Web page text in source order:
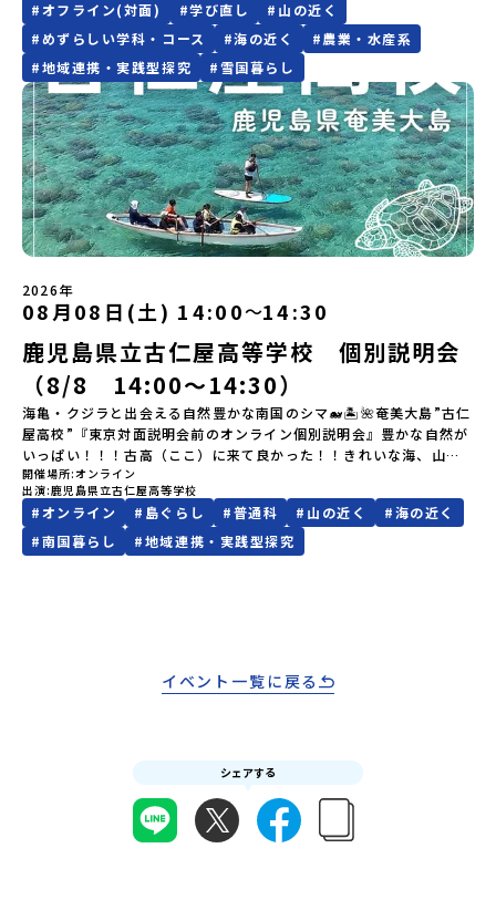
域・教育魅力化プラットフォーム設 立：2017年3月代表者：岩本
悠所在地：〒690-0842 島根県松江市東本町二丁目25-6 みらい
BASE2階公式HP：http://c-platform.or.jp/お問い合わせ先担
当：小川・小原E-mail：info@miratabi.jp「おためし地域留学体
験」のプログラム開催情報を公式LINEにて配信中！ぜひご登録くだ
さい♪地域みらい留学公式LINE
mirai.jp/events/064069お気軽にどうぞ！「はじめての一人旅だ
けど大丈夫？」「どんな体験ができるの？」そんな保護者様の不安
や、中学生のみなさんの素朴な疑問にスタッフが直接お答えしま
す。チャットでの質問も可能ですので、ぜひご自宅からリラックス
してご参加ください。▼お申し込み前に必ずご確認ください・参加
規約への同意プログラムへの参加申し込みいただく前に、「お申し
込みに関する各規約」への同意が必須となります。ご確認くださ
い。・抽選による参加者決定についてお申込みいただいた方の中か
ら抽選の上、締め切り日から1週間を目途に、お申し込み時に記入い
ただいたメールアドレス宛に「当選／落選メール」をお送りいたし
ます。当選者は、メールに記載された「当選確認フォーム」に３日
以内に回答いただき、確認フォームの提出をもって参加確定とさせ
ていただきます。当選確認フォームの期日までにご回答いただけな
い場合は、当選を取り消しとさせていただきます。当選取り消しが
あった場合は、繰り上げ当選者へご連絡させていただきます。登録
メールアドレスの変更をご希望の場合は下記の地域みらい留学公式
LINEよりご連絡をお願いします。※受信制限設定をしていると、通
知メールをお受け取りいただけません。その場合は、
「@miratabi.jp」からのメールを受信できるよう設定をお願いいた
します。※結果に関する個別のお問合せにはお答えしておりません
ので、ご了承ください。・お申し込みについてお申込はお一人様1回
限りです。PC・スマートフォンからお申込ください。申込後の内容
変更はできません。お申込時は、メールアドレスの入力間違いにご
注意ください。・宿泊について１室に複数(同性2～4名程度)で宿泊
いただく予定です。・食事アレルギー対応について個別の詳細なア
レルギー対応希望にはお応えしかねる場合がございます。対応が必
要な場合は必ず事前にご相談ください。・参加取消や急遽参加でき
絡日：お支払いいただく旅行代金】・21日目にあたる日以前：無
どの状況等によって開催を見合わせる可能性があります。その場合
に達しなかった場合は、開催日3週間前までに催行中止の旨をメール
にてご連絡いたします。・よくあるご質問その他、よくあるご質問
由時間の個人飲食費などの個人的費用【募集人数】最大10名（お申
し込み多数の場合は抽選の上決定）【参加者決定】お申し込み多数
の場合は、締め切り後1週間を目途に当落結果をご連絡いたします。
【申し込み受付期間】6月8日(月)12：00 から 6月22日(月) 12：00
まで疑問も不安もワクワクに変える！「おためし地域留学」ステッ
プアップ説明会プログラムの内容を詳しく知りたい方や、お申し込
みを迷われている方向けにZoomでのオンライン配信を行います。
知りたい情報のレベルに合わせて、以下の2つのステップをご活用く
ださい。【STEP 1】全体オンライン説明会（アーカイブ動画を公開
中！）〜まずは「おためし地域留学」を知りたい方へ〜日本全国20
以上の地域から選んで参加できる「おためし地域留学」の全体像や
魅力について、説明会を開催しました。中学生一人での参加にあた
制」についても詳しく解説しています。ぜひ、ご自宅からお気軽に
ご視聴ください。🎬 [アーカイブ動画を視聴する]YouTube：
【STEP 2】プログラム説明会〜「標津町」の内容をもっと知りした
い方へ〜全体説明を聞いたうえで、「プログラムで何をするの？」
「どんなまちなの？」という疑問にお答えする詳細配信です。2泊3
日のプログラムの中身をお伝えします。日時：6月10日(水) 19：
00〜20：00内容：どんなところ？プログラム詳細解説、質疑応答紹
介地域：鹿児島県出水市・出水工業高校/北海道標津町/岩手県八幡
平市/愛媛県鬼北町＊4つの地域のプログラムを1時間でぎゅっとお届
けします。お申し込み：https://c-mirai.jp/events/064069お気
軽にどうぞ！「はじめての一人旅だけど大丈夫？」「どんな体験が
できるの？」そんな保護者様の不安や、中学生のみなさんの素朴な
目途に、お申し込み時に記入いただいたメールアドレス宛に「当選
の期日までにご回答いただけない場合は、当選を取り消しとさせて
いただきます。当選取り消しがあった場合は、繰り上げ当選者へご
連絡させていただきます。登録メールアドレスの変更をご希望の場
合は下記の地域みらい留学公式LINEよりご連絡をお願いします。※
#オフライン(対面) #学び直し # 山の近く
#めずらしい学科・コース #海の近く #農業・水産系
#地域連携・実践型探究 #雪国暮らし
2026年
08月08日(土) 14:00〜14:30
鹿児島県立古仁屋高等学校 個別説明会
（8/8 14:00〜14:30）
海亀・クジラと出会える自然豊かな南国のシマ🐋🏝🌺奄美大島”古仁
屋高校”『東京対面説明会前のオンライン個別説明会』豊かな自然が
いっぱい！！！古高（ここ）に来て良かった！！きれいな海、山に
囲まれた鹿児島県の離島「古仁屋高校」人のあたたかさに触れ、自
立の心を学び、シマに貢献していきたいそんな気持ちを持った仲間
たちと一緒に学び成長しませんか？？皆さんと個別説明会でゆっく
りお話しできるのを楽しみにお待ちしております ♪
開催場所 オンライン
出演 鹿児島県立古仁屋高等学校
#オンライン # 島ぐらし #普通科 # 山の近く #海の近く
#南国暮らし #地域連携・実践型探究
イベント一覧に戻る
シェアする